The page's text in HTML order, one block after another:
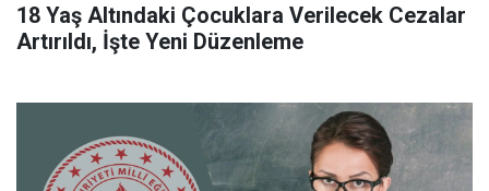
18 Yaş Altındaki Çocuklara Verilecek Cezalar
Artırıldı, İşte Yeni Düzenleme